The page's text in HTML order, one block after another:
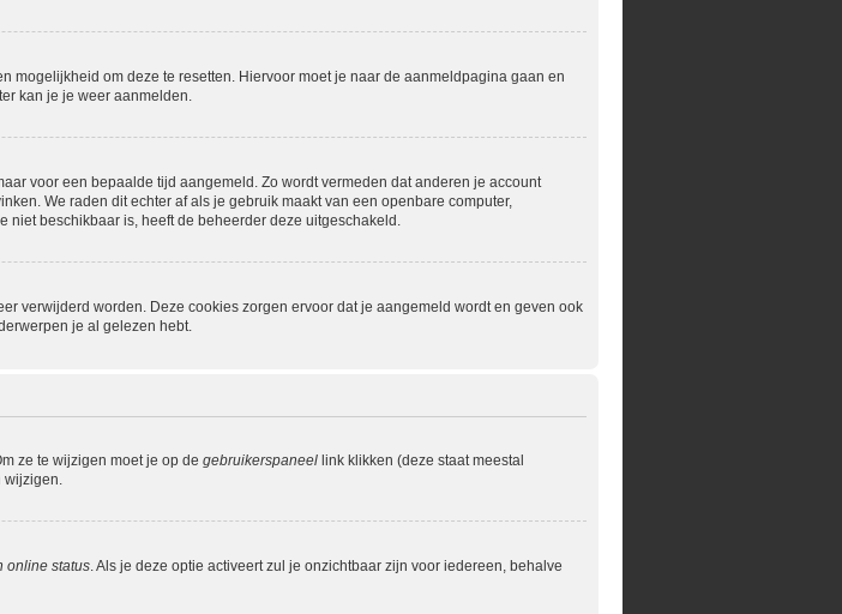
mogelijkheid om deze te resetten. Hiervoor moet je naar de aanmeldpagina gaan en
kan je je weer aanmelden.
voor een bepaalde tijd aangemeld. Zo wordt vermeden dat anderen je account
We raden dit echter af als je gebruik maakt van een openbare computer,
niet beschikbaar is, heeft de beheerder deze uitgeschakeld.
verwijderd worden. Deze cookies zorgen ervoor dat je aangemeld wordt en geven ook
je al gelezen hebt.
ze te wijzigen moet je op de gebruikerspaneellink klikken (deze staat meestal
wijzigen.
online status. Als je deze optie activeert zul je onzichtbaar zijn voor iedereen, behalve